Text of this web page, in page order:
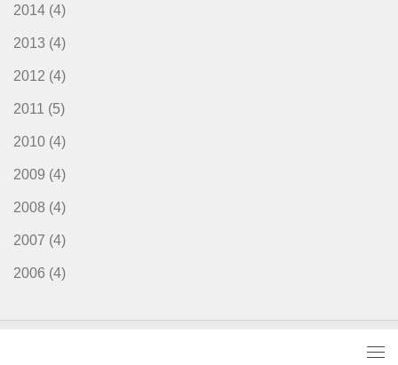
2014 (4)
2013 (4)
2012 (4)
2011 (5)
2010 (4)
2009 (4)
2008 (4)
2007 (4)
2006 (4)